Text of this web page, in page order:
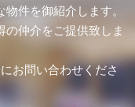
件を御紹介します。
の仲介をご提供致しま
お問い合わせくださ